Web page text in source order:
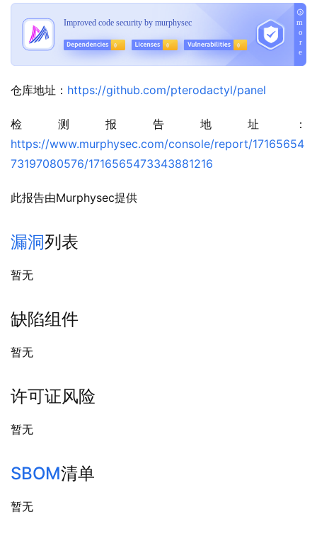
仓库地址： https://github.com/pterodactyl/panel
检测报告地址：
https://www.murphysec.com/console/report/17165654
73197080576/1716565473343881216
此报告由Murphysec提供
漏洞列表
暂无
缺陷组件
暂无
许可证风险
暂无
SBOM清单
暂无